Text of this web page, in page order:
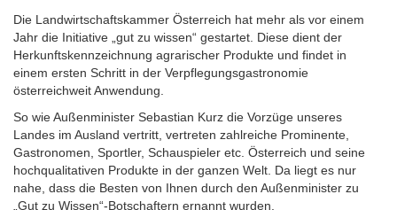
Die Landwirtschaftskammer Österreich hat mehr als vor einem
Jahr die Initiative „gut zu wissen“ gestartet. Diese dient der
Herkunftskennzeichnung agrarischer Produkte und findet in
einem ersten Schritt in der Verpflegungsgastronomie
österreichweit Anwendung.
So wie Außenminister Sebastian Kurz die Vorzüge unseres
Landes im Ausland vertritt, vertreten zahlreiche Prominente,
Gastronomen, Sportler, Schauspieler etc. Österreich und seine
hochqualitativen Produkte in der ganzen Welt. Da liegt es nur
nahe, dass die Besten von Ihnen durch den Außenminister zu
„Gut zu Wissen“-Botschaftern ernannt wurden.